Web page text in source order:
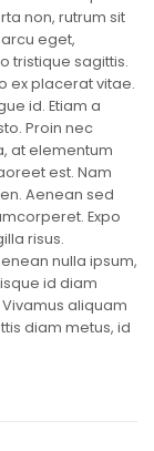
non, rutrum sit
eget,
tristique sagittis.
ex placerat vitae.
id. Etiam a
Proin nec
at elementum
est. Nam
Aenean sed
Expo
risus.
nulla ipsum,
id diam
aliquam
diam metus, id